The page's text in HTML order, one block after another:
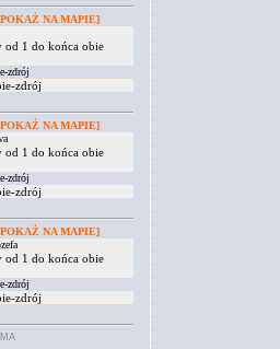
NA MAPIE]
od 1 do końca obie
zdrój
zdrój
NA MAPIE]
od 1 do końca obie
zdrój
zdrój
NA MAPIE]
od 1 do końca obie
zdrój
zdrój